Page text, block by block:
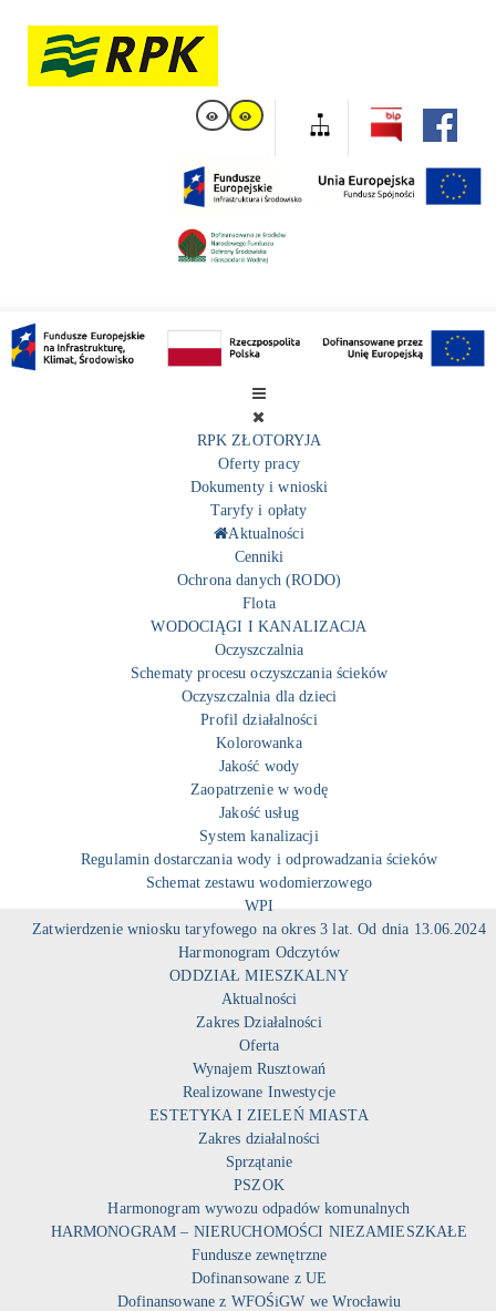
RPK ZŁOTORYJA
Oferty pracy
Dokumenty i wnioski
Taryfy i opłaty
Aktualności
Cenniki
Ochrona danych (RODO)
Flota
WODOCIĄGI I KANALIZACJA
Oczyszczalnia
Schematy procesu oczyszczania ścieków
Oczyszczalnia dla dzieci
Profil działalności
Kolorowanka
Jakość wody
Zaopatrzenie w wodę
Jakość usług
System kanalizacji
Regulamin dostarczania wody i odprowadzania ścieków
Schemat zestawu wodomierzowego
WPI
Zatwierdzenie wniosku taryfowego na okres 3 lat. Od dnia 13.06.2024
Harmonogram Odczytów
ODDZIAŁ MIESZKALNY
Aktualności
Zakres Działalności
Oferta
Wynajem Rusztowań
Realizowane Inwestycje
ESTETYKA I ZIELEŃ MIASTA
Zakres działalności
Sprzątanie
PSZOK
Harmonogram wywozu odpadów komunalnych
HARMONOGRAM – NIERUCHOMOŚCI NIEZAMIESZKAŁE
Fundusze zewnętrzne
Dofinansowane z UE
Dofinansowane z WFOŚiGW we Wrocławiu